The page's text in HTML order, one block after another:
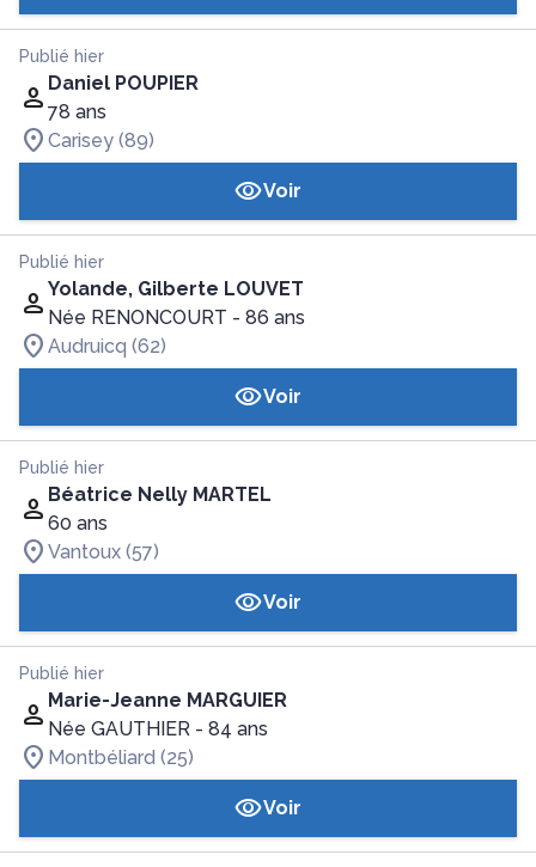
Publié hier
Daniel POUPIER
78 ans
Carisey (89)
Voir
Publié hier
Yolande, Gilberte LOUVET
Née RENONCOURT - 86 ans
Audruicq (62)
Voir
Publié hier
Béatrice Nelly MARTEL
60 ans
Vantoux (57)
Voir
Publié hier
Marie-Jeanne MARGUIER
Née GAUTHIER - 84 ans
Montbéliard (25)
Voir